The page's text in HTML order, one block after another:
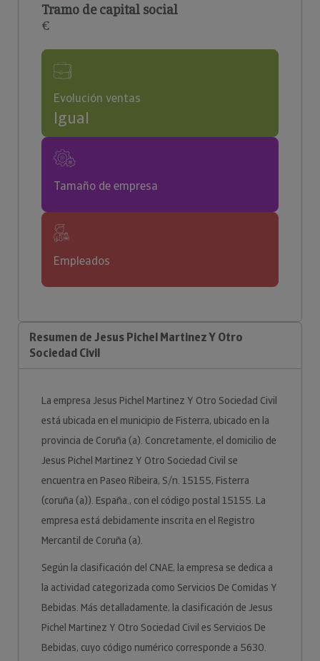
Tramo de capital social
€
Evolución ventas
Igual
Tamaño de empresa
Empleados
Resumen de Jesus Pichel Martinez Y Otro
Sociedad Civil
La empresa Jesus Pichel Martinez Y Otro Sociedad Civil
está ubicada en el municipio de Fisterra, ubicado en la
provincia de Coruña (a). Concretamente, el domicilio de
Jesus Pichel Martinez Y Otro Sociedad Civil se
encuentra en Paseo Ribeira, S/n. 15155, Fisterra
(coruña (a)). España., con el código postal 15155. La
empresa está debidamente inscrita en el Registro
Mercantil de Coruña (a).
Según la clasificación del CNAE, la empresa se dedica a
la actividad categorizada como Servicios De Comidas Y
Bebidas. Más detalladamente, la clasificación de Jesus
Pichel Martinez Y Otro Sociedad Civil es Servicios De
Bebidas, cuyo código numérico corresponde a 5630.